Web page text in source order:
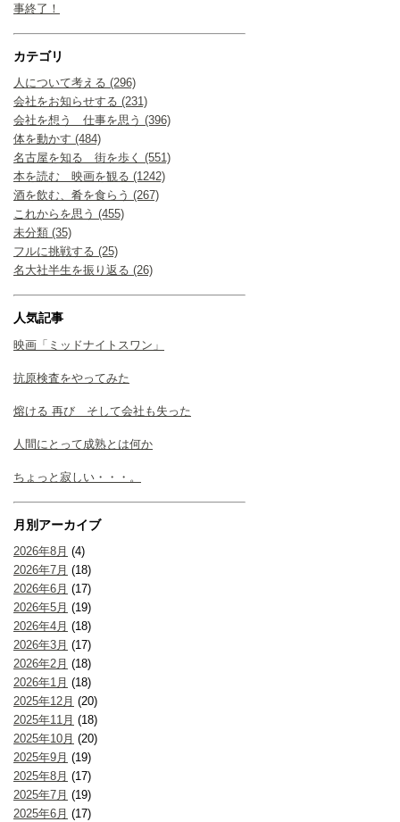
事終了！
カテゴリ
人について考える (296)
会社をお知らせする (231)
会社を想う 仕事を思う (396)
体を動かす (484)
名古屋を知る 街を歩く (551)
本を読む 映画を観る (1242)
酒を飲む、肴を食らう (267)
これからを思う (455)
未分類 (35)
フルに挑戦する (25)
名大社半生を振り返る (26)
人気記事
映画「ミッドナイトスワン」
抗原検査をやってみた
熔ける 再び そして会社も失った
人間にとって成熟とは何か
ちょっと寂しい・・・。
月別アーカイブ
2026年8月 (4)
2026年7月 (18)
2026年6月 (17)
2026年5月 (19)
2026年4月 (18)
2026年3月 (17)
2026年2月 (18)
2026年1月 (18)
2025年12月 (20)
2025年11月 (18)
2025年10月 (20)
2025年9月 (19)
2025年8月 (17)
2025年7月 (19)
2025年6月 (17)